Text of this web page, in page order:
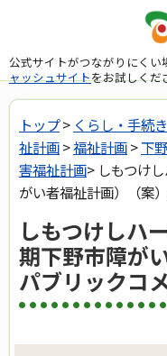
公式サイトがつながりにく
ャッシュサイトをお試しくだ
トップ> くらし・手続
祉計画>福祉計画>下
害福祉計画> しもつけ
がい者福祉計画）（案
しもつけしハ
期下野市障が
パブリックコ